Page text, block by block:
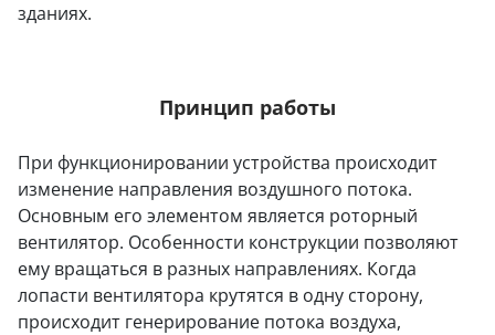
зданиях.
Принцип работы
При функционировании устройства происходит
изменение направления воздушного потока.
Основным его элементом является роторный
вентилятор. Особенности конструкции позволяют
ему вращаться в разных направлениях. Когда
лопасти вентилятора крутятся в одну сторону,
происходит генерирование потока воздуха,